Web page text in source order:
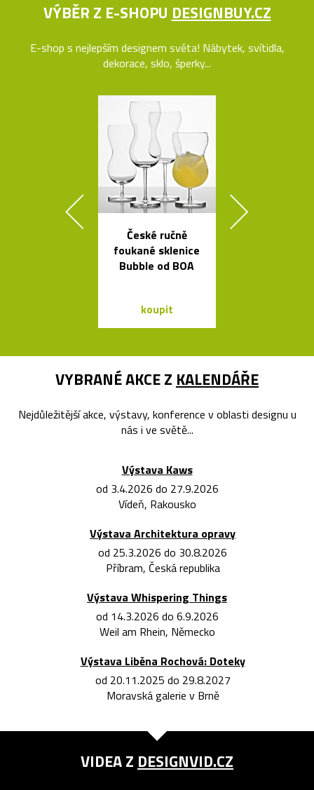
VÝBĚR Z E-SHOPU DESIGNBUY.CZ
E-shop s nejlepším designem světa! Nábytek, svítidla,
dekorace, sklo, šperky...
České ručně
foukané sklenice
Bubble od BOA
koupit
VYBRANÉ AKCE Z KALENDÁŘE
Nejdůležitější akce, výstavy, konference v oblasti designu u
nás i ve světě...
Výstava Kaws
od 3.4.2026 do 27.9.2026
Vídeň, Rakousko
Výstava Architektura opravy
od 25.3.2026 do 30.8.2026
Příbram, Česká republika
Výstava Whispering Things
od 14.3.2026 do 6.9.2026
Weil am Rhein, Německo
Výstava Liběna Rochová: Doteky
od 20.11.2025 do 29.8.2027
Moravská galerie v Brně
VIDEA Z DESIGNVID.CZ